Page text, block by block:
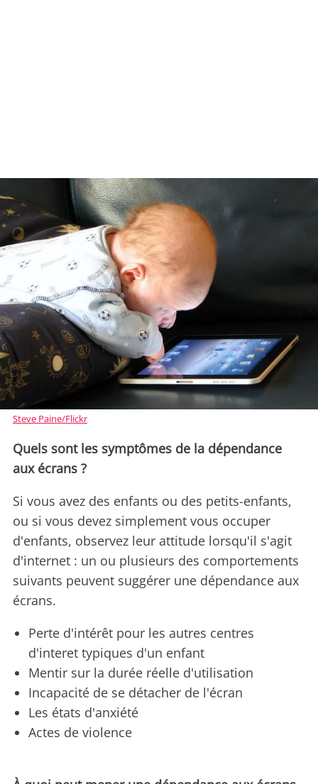
Steve Paine/Flickr
Quels sont les symptômes de la dépendance
aux écrans ?
Si vous avez des enfants ou des petits-enfants,
ou si vous devez simplement vous occuper
d'enfants, observez leur attitude lorsqu'il s'agit
d'internet : un ou plusieurs des comportements
suivants peuvent suggérer une dépendance aux
écrans.
Perte d'intérêt pour les autres centres
d'interet typiques d'un enfant
Mentir sur la durée réelle d'utilisation
Incapacité de se détacher de l'écran
Les états d'anxiété
Actes de violence